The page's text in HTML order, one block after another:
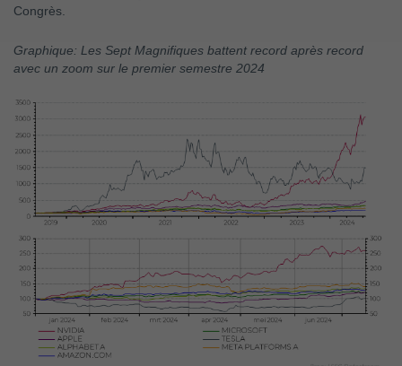
Congrès.
Graphique: Les Sept Magnifiques battent record après record
avec un zoom sur le premier semestre 2024